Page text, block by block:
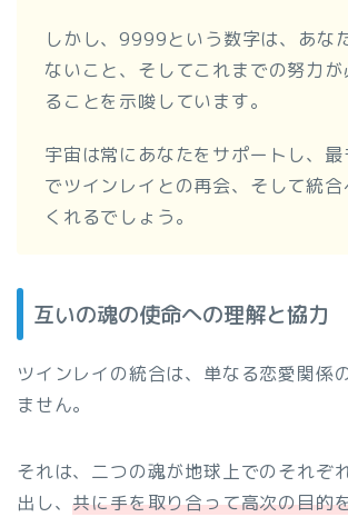
しかし、9999という数字は、あな
ないこと、そしてこれまでの努力
ることを示唆しています。
宇宙は常にあなたをサポートし、
でツインレイとの再会、そして統
くれるでしょう。
互いの魂の使命への理解と協力
ツインレイの統合は、単なる恋愛関係
ません。
それは、二つの魂が地球上でのそれぞ
出し、共に手を取り合って高次の目的